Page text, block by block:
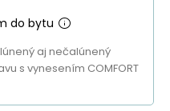
do bytu
aj nečalúnený
s vynesením COMFORT